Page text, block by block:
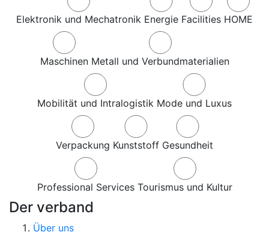
Elektronik und Mechatronik Energie Facilities HOME
Maschinen Metall und Verbundmaterialien
Mobilität und Intralogistik Mode und Luxus
Verpackung Kunststoff Gesundheit
Professional Services Tourismus und Kultur
Der verband
Über uns